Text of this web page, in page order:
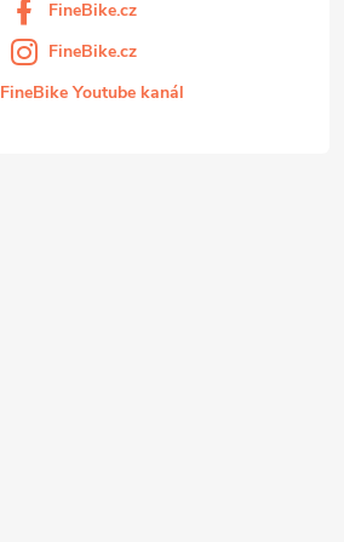
FineBike.cz
FineBike.cz
FineBike Youtube kanál